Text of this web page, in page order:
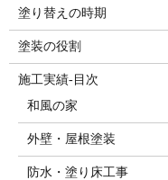
塗り替えの時期
塗装の役割
施工実績-目次
和風の家
外壁・屋根塗装
防水・塗り床工事